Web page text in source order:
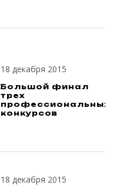
18 декабря 2015
Большой финал
трех
профессиональных
конкурсов
18 декабря 2015